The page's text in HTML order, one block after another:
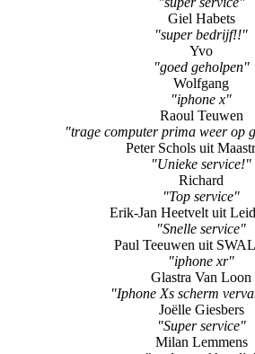
Giel Habets
"super bedrijf!!"
Yvo
"goed geholpen"
Wolfgang
"iphone x"
Raoul Teuwen
"trage computer prima weer op
Peter Schols uit
"Unieke service!"
Richard
"Top service"
Erik-Jan Heetvelt uit
"Snelle service"
Paul Teeuwen uit
"iphone xr"
Glastra Van Loon
"Iphone Xs scherm
Joëlle Giesbers
"Super service"
Milan Lemmens